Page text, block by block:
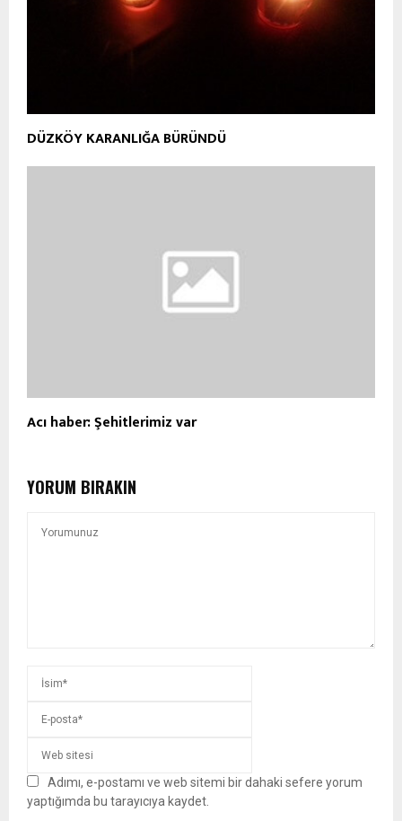
DÜZKÖY KARANLIĞA BÜRÜNDÜ
Acı haber: Şehitlerimiz var
YORUM BIRAKIN
Adımı, e-postamı ve web sitemi bir dahaki sefere yorum
yaptığımda bu tarayıcıya kaydet.